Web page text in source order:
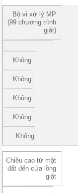
Bộ vi xử lý MP
(99 chương trình
giặt)
Không
Không
Không
Không
Không
Chiều cao từ mặt
đất đến cửa lồng
giặt